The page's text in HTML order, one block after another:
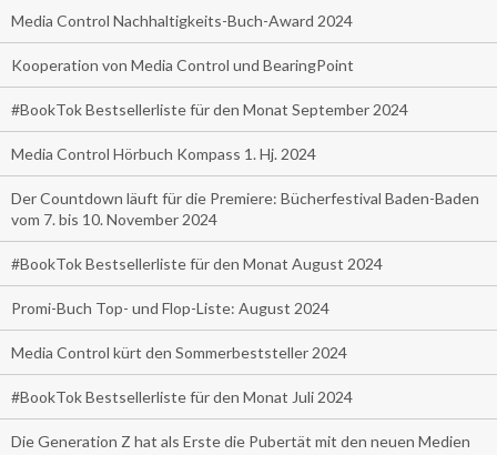
Media Control Nachhaltigkeits-Buch-Award 2024
Kooperation von Media Control und BearingPoint
#BookTok Bestsellerliste für den Monat September 2024
Media Control Hörbuch Kompass 1. Hj. 2024
Der Countdown läuft für die Premiere: Bücherfestival Baden-Baden
vom 7. bis 10. November 2024
#BookTok Bestsellerliste für den Monat August 2024
Promi-Buch Top- und Flop-Liste: August 2024
Media Control kürt den Sommerbeststeller 2024
#BookTok Bestsellerliste für den Monat Juli 2024
Die Generation Z hat als Erste die Pubertät mit den neuen Medien